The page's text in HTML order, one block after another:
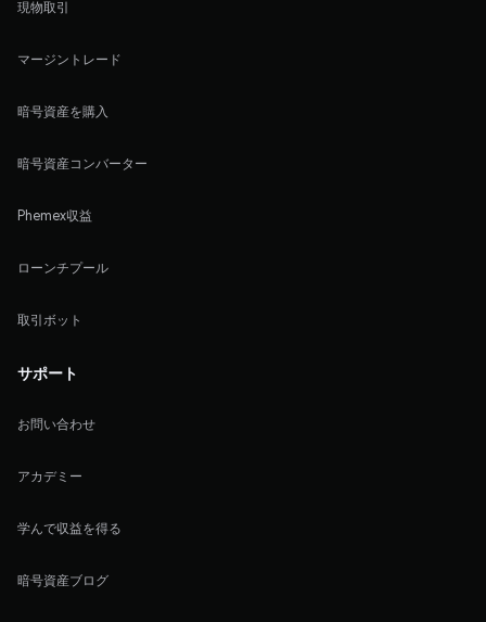
現物取引
マージントレード
暗号資産を購入
暗号資産コンバーター
Phemex収益
ローンチプール
取引ボット
サポート
お問い合わせ
アカデミー
学んで収益を得る
暗号資産ブログ